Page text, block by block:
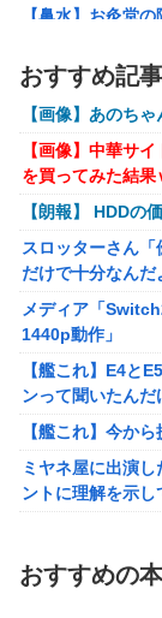
【画像】『金
位がこちら！
【ウマ娘】
ち。
【にじさん
部屋作りゲ
る不具合が発
【鼻水】お灸堂
メディア「
1440p動作」
【艦これ】E4と
ンって聞いたんだ
【艦これ】今か
【ライザのアト
ト)ウェディング
【〈物語〉シリ
ィギュア【彩色原
【バンダイ】「
売商品【発売ス
結婚相談所職員
週間少年ジャン
32歳女が逮捕
今年3月のベント
け投稿など嘘だら
【悲報】桐谷さ
おすすめ記
【画像】あのち
【画像】中華サ
を買ってみた結果
【朗報】 HDDの
スロッターさん
だけで十分なんだ
メディア「
1440p動作」
【艦これ】E4と
ンって聞いたんだ
【艦これ】今か
ミヤネ屋に出演
ントに理解を示
「こんな事になる
ザーがドン引き、
おすすめの本